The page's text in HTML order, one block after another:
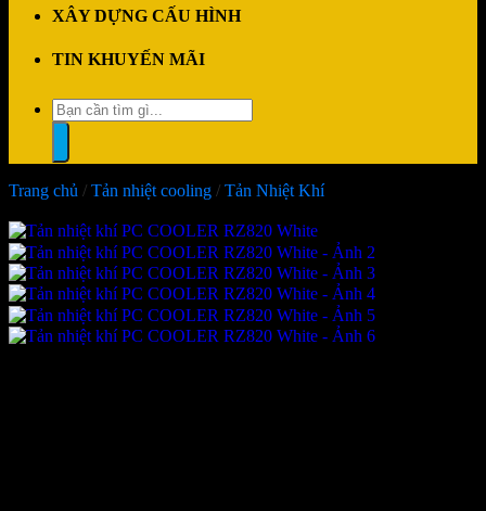
XÂY DỰNG CẤU HÌNH
TIN KHUYẾN MÃI
Tìm
kiếm:
Trang chủ / Tản nhiệt cooling / Tản Nhiệt Khí